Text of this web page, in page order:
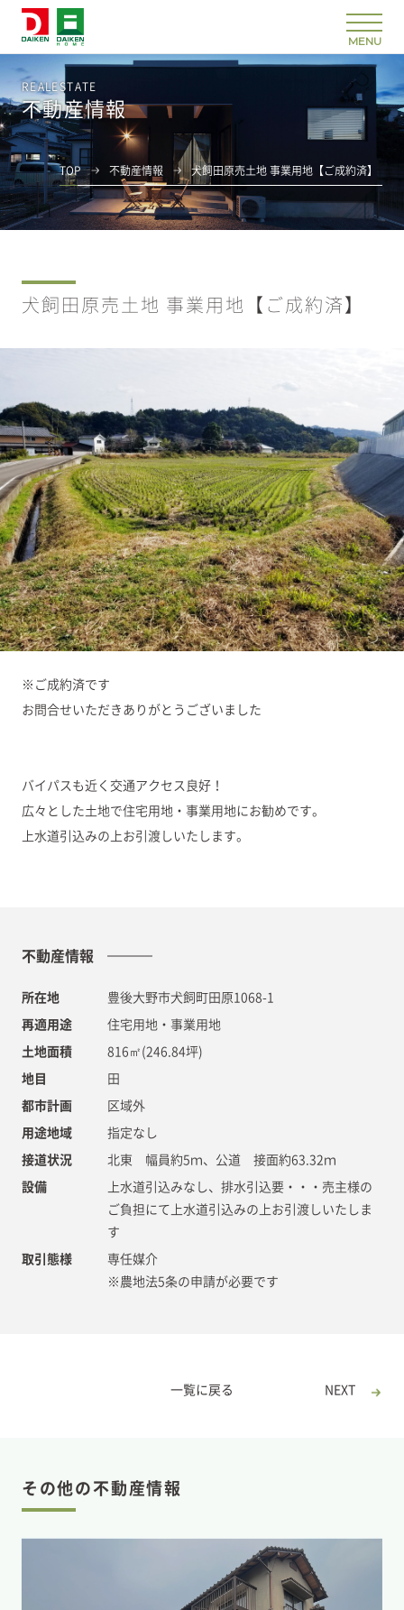
REALESTATE
不動産情報
TOP 不動産情報 犬飼田原売土地 事業用地【ご成約済】
犬飼田原売土地 事業用地【ご成約済】
※ご成約済です
お問合せいただきありがとうございました
バイパスも近く交通アクセス良好！
広々とした土地で住宅用地・事業用地にお勧めです。
上水道引込みの上お引渡しいたします。
不動産情報
所在地 豊後大野市犬飼町田原1068-1
再適用途 住宅用地・事業用地
土地面積 816㎡(246.84坪)
地目 田
都市計画 区域外
用途地域 指定なし
接道状況 北東 幅員約5ｍ、公道 接面約63.32ｍ
設備
上水道引込みなし、排水引込要・・・売主様の
ご負担にて上水道引込みの上お引渡しいたしま
す
取引態様
専任媒介
※農地法5条の申請が必要です
一覧に戻る NEXT
その他の不動産情報